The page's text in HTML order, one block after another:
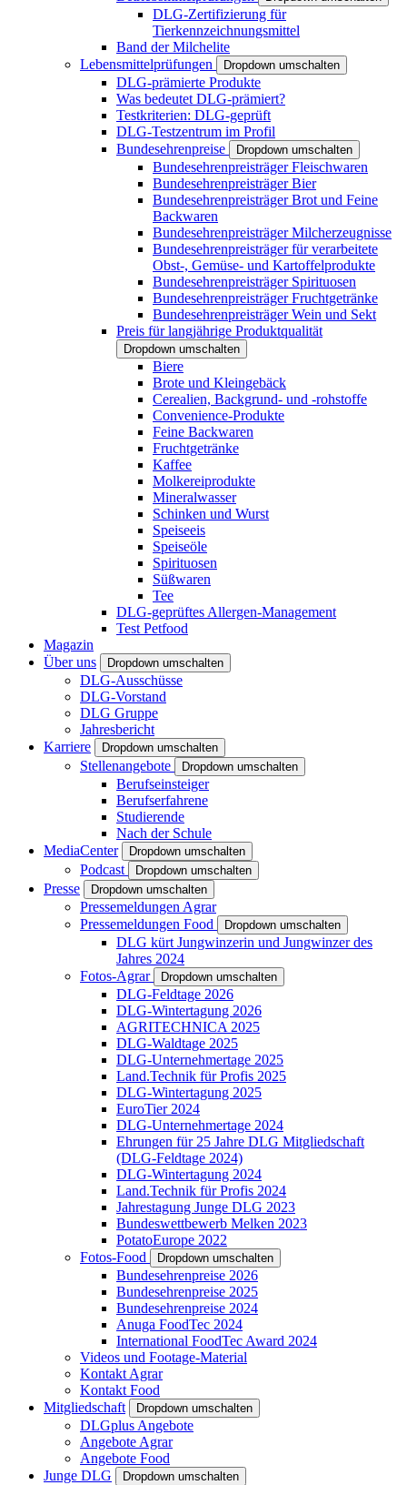
DLG-Zertifizierung für
Tierkennzeichnungsmittel
Band der Milchelite
Lebensmittelprüfungen
Dropdown umschalten
DLG-prämierte Produkte
Was bedeutet DLG-prämiert?
Testkriterien: DLG-geprüft
DLG-Testzentrum im Profil
Bundesehrenpreise
Dropdown umschalten
Bundesehrenpreisträger Fleischwaren
Bundesehrenpreisträger Bier
Bundesehrenpreisträger Brot und Feine
Backwaren
Bundesehrenpreisträger Milcherzeugnisse
Bundesehrenpreisträger für verarbeitete
Obst-, Gemüse- und Kartoffelprodukte
Bundesehrenpreisträger Spirituosen
Bundesehrenpreisträger Fruchtgetränke
Bundesehrenpreisträger Wein und Sekt
Preis für langjährige Produktqualität
Dropdown umschalten
Biere
Brote und Kleingebäck
Cerealien, Backgrund- und -rohstoffe
Convenience-Produkte
Feine Backwaren
Fruchtgetränke
Kaffee
Molkereiprodukte
Mineralwasser
Schinken und Wurst
Speiseeis
Speiseöle
Spirituosen
Süßwaren
Tee
DLG-geprüftes Allergen-Management
Test Petfood
Magazin
Über uns
Dropdown umschalten
DLG-Ausschüsse
DLG-Vorstand
DLG Gruppe
Jahresbericht
Karriere
Dropdown umschalten
Stellenangebote Dropdown umschalten
Berufseinsteiger
Berufserfahrene
Studierende
Nach der Schule
MediaCenter
Dropdown umschalten
Podcast Dropdown umschalten
Presse Dropdown umschalten
Pressemeldungen Agrar
Pressemeldungen Food
Dropdown umschalten
DLG kürt Jungwinzerin und Jungwinzer des
Jahres 2024
Fotos-Agrar
Dropdown umschalten
DLG-Feldtage 2026
DLG-Wintertagung 2026
AGRITECHNICA 2025
DLG-Waldtage 2025
DLG-Unternehmertage 2025
Land.Technik für Profis 2025
DLG-Wintertagung 2025
EuroTier 2024
DLG-Unternehmertage 2024
Ehrungen für 25 Jahre DLG Mitgliedschaft
(DLG-Feldtage 2024)
DLG-Wintertagung 2024
Land.Technik für Profis 2024
Jahrestagung Junge DLG 2023
Bundeswettbewerb Melken 2023
PotatoEurope 2022
Fotos-Food
Dropdown umschalten
Bundesehrenpreise 2026
Bundesehrenpreise 2025
Bundesehrenpreise 2024
Anuga FoodTec 2024
International FoodTec Award 2024
Videos und Footage-Material
Kontakt Agrar
Kontakt Food
Mitgliedschaft
Dropdown umschalten
DLGplus Angebote
Angebote Agrar
Angebote Food
Junge DLG
Dropdown umschalten